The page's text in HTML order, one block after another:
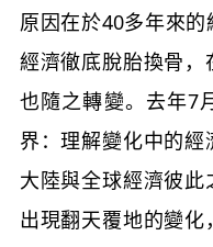
原因在於40多年來
經濟徹底脫胎換骨
也隨之轉變。去年7
界：理解變化中的經
大陸與全球經濟彼
出現翻天覆地的變